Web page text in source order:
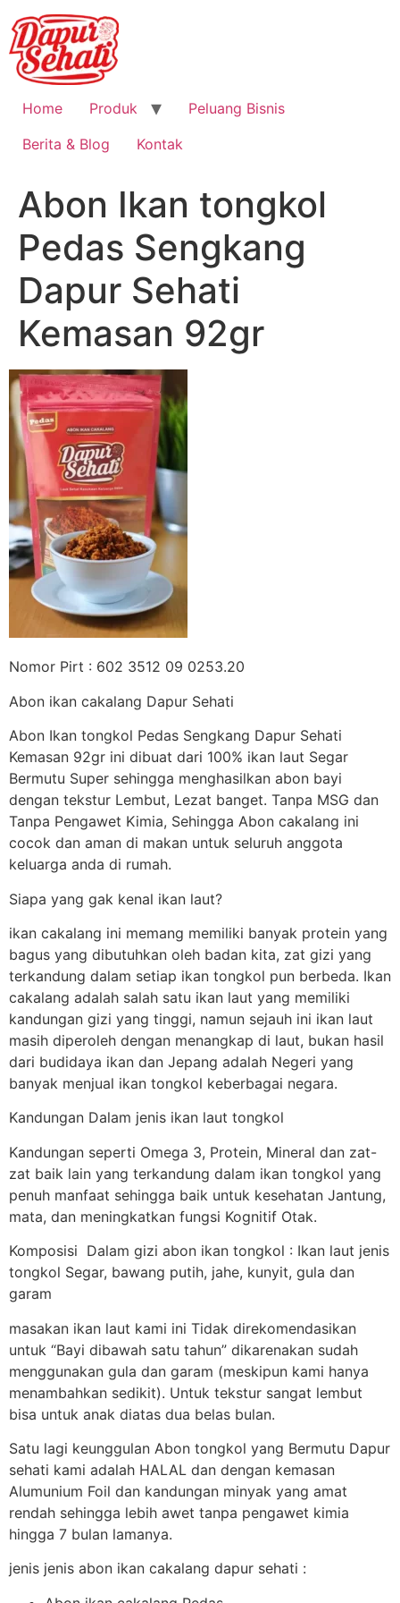
Home Produk
Peluang Bisnis
Berita & Blog
Kontak
Abon Ikan tongkol
Pedas Sengkang
Dapur Sehati
Kemasan 92gr
Nomor Pirt : 602 3512 09 0253.20
Abon ikan cakalang Dapur Sehati
Abon Ikan tongkol Pedas Sengkang Dapur Sehati
Kemasan 92gr ini dibuat dari 100% ikan laut Segar
Bermutu Super sehingga menghasilkan abon bayi
dengan tekstur Lembut, Lezat banget. Tanpa MSG dan
Tanpa Pengawet Kimia, Sehingga Abon cakalang ini
cocok dan aman di makan untuk seluruh anggota
keluarga anda di rumah.
Siapa yang gak kenal ikan laut?
ikan cakalang ini memang memiliki banyak protein yang
bagus yang dibutuhkan oleh badan kita, zat gizi yang
terkandung dalam setiap ikan tongkol pun berbeda. Ikan
cakalang adalah salah satu ikan laut yang memiliki
kandungan gizi yang tinggi, namun sejauh ini ikan laut
masih diperoleh dengan menangkap di laut, bukan hasil
dari budidaya ikan dan Jepang adalah Negeri yang
banyak menjual ikan tongkol keberbagai negara.
Kandungan Dalam jenis ikan laut tongkol
Kandungan seperti Omega 3, Protein, Mineral dan zat-
zat baik lain yang terkandung dalam ikan tongkol yang
penuh manfaat sehingga baik untuk kesehatan Jantung,
mata, dan meningkatkan fungsi Kognitif Otak.
Komposisi Dalam gizi abon ikan tongkol : Ikan laut jenis
tongkol Segar, bawang putih, jahe, kunyit, gula dan
garam
masakan ikan laut kami ini Tidak direkomendasikan
untuk “Bayi dibawah satu tahun” dikarenakan sudah
menggunakan gula dan garam (meskipun kami hanya
menambahkan sedikit). Untuk tekstur sangat lembut
bisa untuk anak diatas dua belas bulan.
Satu lagi keunggulan Abon tongkol yang Bermutu Dapur
sehati kami adalah HALAL dan dengan kemasan
Alumunium Foil dan kandungan minyak yang amat
rendah sehingga lebih awet tanpa pengawet kimia
hingga 7 bulan lamanya.
jenis jenis abon ikan cakalang dapur sehati :